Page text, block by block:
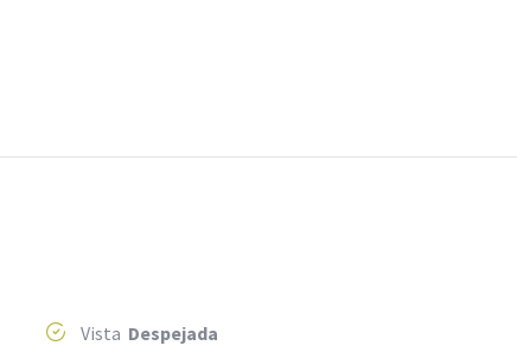
Vista Despejada